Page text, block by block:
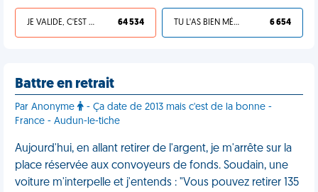
JE VALIDE, C'EST UNE VDM 64 534 TU L'AS BIEN MÉRITÉ 6 654
Battre en retrait
Par Anonyme
- Ça date de 2013 mais c'est de la bonne -
France - Audun-le-tiche
Aujourd'hui, en allant retirer de l'argent, je m'arrête sur la
place réservée aux convoyeurs de fonds. Soudain, une
voiture m'interpelle et j'entends : "Vous pouvez retirer 135